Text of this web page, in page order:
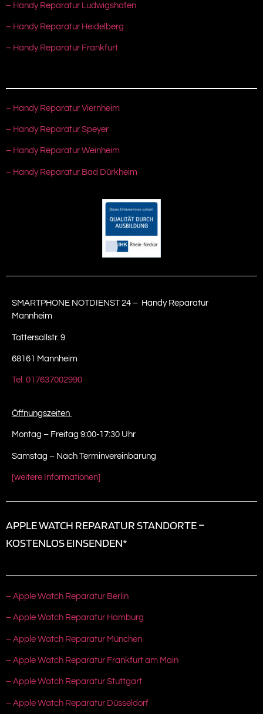
– Handy Reparatur Ludwigshafen
– Handy Reparatur Heidelberg
– Handy Reparatur Frankfurt
– Handy Reparatur Viernheim
– Handy Reparatur Speyer
– Handy Reparatur Weinheim
– Handy Reparatur Bad Dürkheim
SMARTPHONE NOTDIENST 24 – Handy Reparatur
Mannheim
Tattersallstr. 9
68161 Mannheim
Tel. 017637002990
Öffnungszeiten
Montag – Freitag 9:00-17:30 Uhr
Samstag – Nach Terminvereinbarung
[weitere Informationen]
APPLE WATCH REPARATUR STANDORTE –
KOSTENLOS EINSENDEN*
– Apple Watch Reparatur Berlin
– Apple Watch Reparatur Hamburg
– Apple Watch Reparatur München
– Apple Watch Reparatur Frankfurt am Main
– Apple Watch Reparatur Stuttgart
– Apple Watch Reparatur Düsseldorf